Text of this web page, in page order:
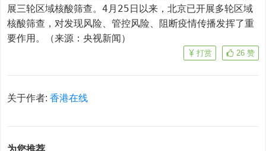
展三轮区域核酸筛查。4月25日以来，北京已开展多轮区域
核酸筛查，对发现风险、管控风险、阻断疫情传播发挥了重
要作用。（来源：央视新闻）
26 赞
打赏
关于作者:香港在线
为您推荐